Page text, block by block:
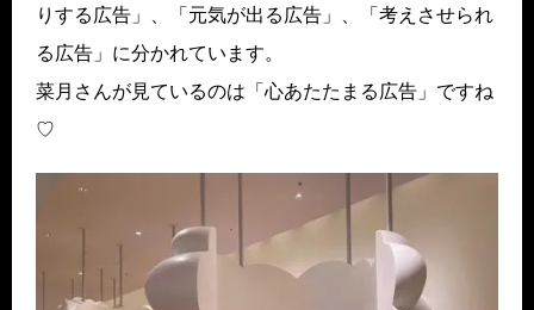
りする広告」、「元気が出る広告」、「考えさせられ
る広告」に分かれています。
菜月さんが見ているのは「心あたたまる広告」ですね
♡